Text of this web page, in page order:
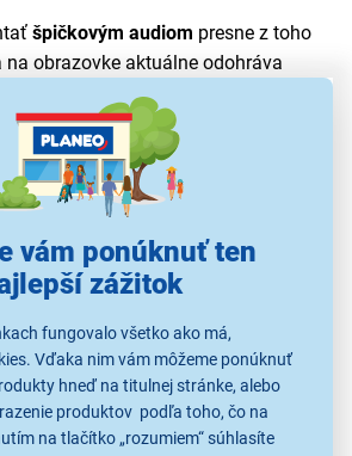
vám ponúknuť ten
zážitok
fungovalo všetko ako má,
Vďaka nim vám môžeme ponúknuť
hneď na titulnej stránke, alebo
produktov podľa toho, čo na
na tlačítko „rozumiem“ súhlasíte
špičkovým audiom presne z toho
na obrazovke aktuálne odohráva
Jedinečné riešenie
(OTS Lite) vás vtiahne do deja
realistického ozvučenia.